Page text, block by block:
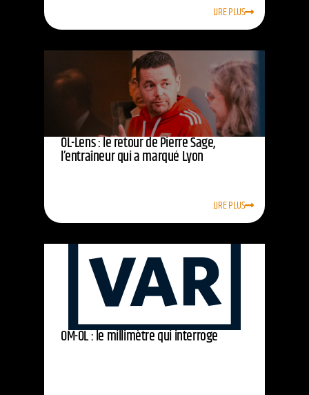
LIRE PLUS
OL-Lens : le retour de Pierre Sage,
l’entraîneur qui a marqué Lyon
LIRE PLUS
OM-OL : le millimètre qui interroge